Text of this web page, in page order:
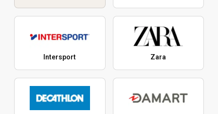
Intersport Zara